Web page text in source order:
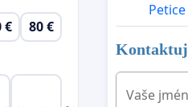
Petice
Vaše
€ 80 €